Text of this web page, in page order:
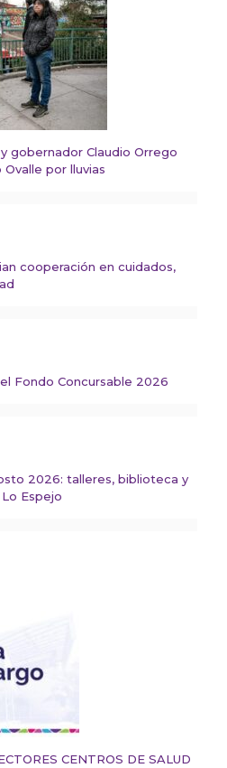
gobernador Claudio Orrego
por lluvias
cooperación en cuidados,
Fondo Concursable 2026
2026: talleres, biblioteca y
Espejo
CENTROS DE SALUD